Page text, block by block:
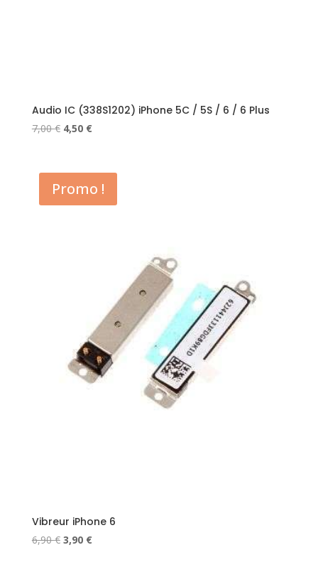
Audio IC (338S1202) iPhone 5C / 5S / 6 / 6 Plus
7,00€ Le
était :
7,00 €.
4,50 €Le
est :
4,50 €.
Promo !
Vibreur iPhone 6
6,90€ Le
3,90 €Le